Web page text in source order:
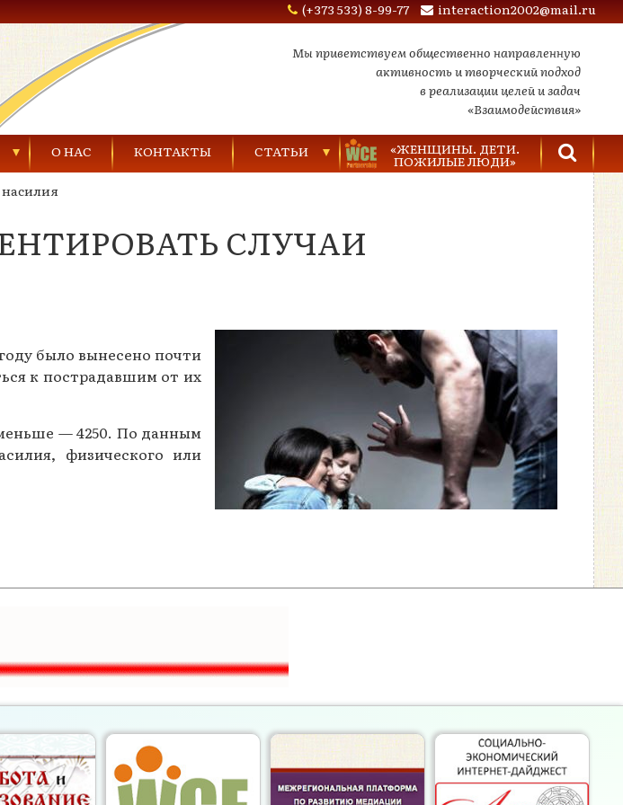
(+373 533) 8-99-77 interaction2002@mail.ru
Мы приветствуем общественно направленную
активность и творческий подход
в реализации целей и задач
«Взаимодействия»
О НАС КОНТАКТЫ СТАТЬИ
Насилие в семье
«ЖЕНЩИНЫ. ДЕТИ.
ПОЖИЛЫЕ ЛЮДИ»
СЛУЧАИ
было вынесено почти
к пострадавшим от их
— 4250. По данным
физического или